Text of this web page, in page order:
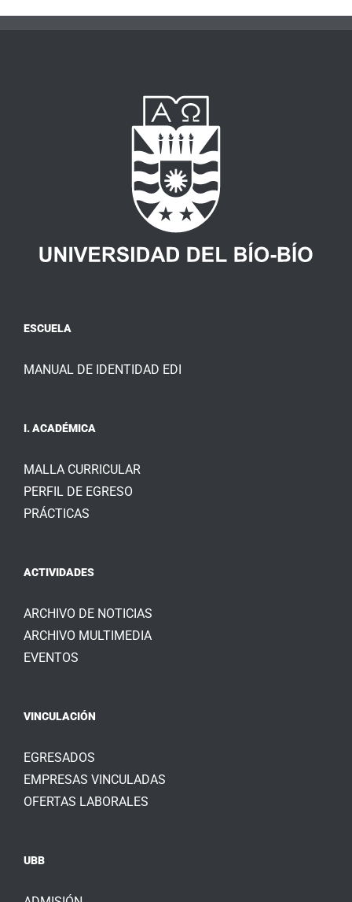
ESCUELA
MANUAL DE IDENTIDAD EDI
I. ACADÉMICA
MALLA CURRICULAR
PERFIL DE EGRESO
PRÁCTICAS
ACTIVIDADES
ARCHIVO DE NOTICIAS
ARCHIVO MULTIMEDIA
EVENTOS
VINCULACIÓN
EGRESADOS
EMPRESAS VINCULADAS
OFERTAS LABORALES
UBB